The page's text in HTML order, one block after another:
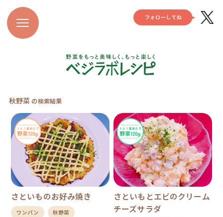
秋野菜 の検索結果
さといものお好み焼き
ワンパン
秋野菜
さといもとエビのクリーム
チーズサラダ